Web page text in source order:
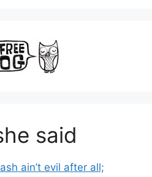
said
ain’t evil after all;